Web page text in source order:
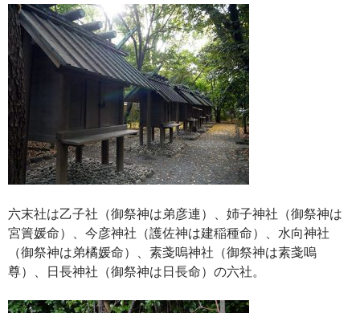
六末社は乙子社（御祭神は弟彦連）、姉子神社（御祭神は
宮簀媛命）、今彦神社（護佐神は建稲種命）、水向神社
（御祭神は弟橘媛命）、素戔嗚神社（御祭神は素戔嗚
尊）、日長神社（御祭神は日長命）の六社。